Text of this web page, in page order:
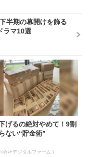
半期の幕開けを飾る
ラマ10選
げるの絶対やめて！9割
ない“貯金術”
会社デジタルファーム )